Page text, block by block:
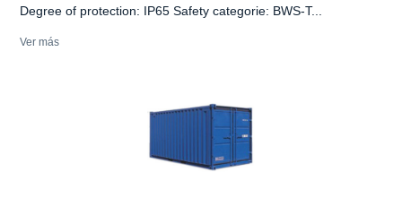
Degree of protection: IP65 Safety categorie: BWS-T...
Ver más